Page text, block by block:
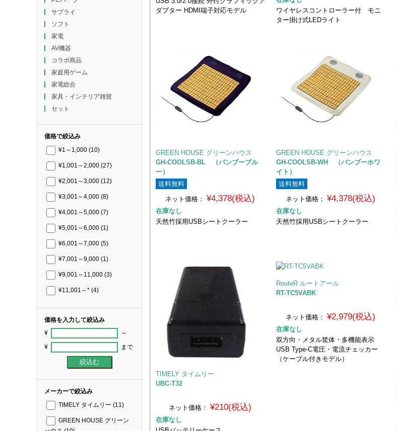
サプライ
ソフト
家電
AV機器
コラボ商品
家庭用ゲーム
家電総合
家具・インテリア雑貨
セット
価格で絞込み
¥1～1,000 (10)
¥1,001～2,000 (27)
¥2,001～3,000 (12)
¥3,001～4,000 (8)
¥4,001～5,000 (7)
¥5,001～6,000 (1)
¥6,001～7,000 (5)
¥7,001～9,000 (1)
¥9,001～11,000 (3)
¥11,001～* (4)
価格を入力して絞込み
¥ ～
¥ まで
メーカーで絞込み
TIMELY タイムリー (11)
GREEN HOUSE グリーン
ダプター HDMI端子対応モデル
ワイヤレスコントローラー付 モニ
ター掛け式LEDライト
GREEN HOUSE グリーンハウス
GH-COOLSB-BL （バンブーブル
ー）
送料無料
ネット価格： ¥4,378(税込)
在庫なし
天然竹採用USBシートクーラー
GREEN HOUSE グリーンハウス
GH-COOLSB-WH （バンブーホワ
イト）
送料無料
ネット価格： ¥4,378(税込)
在庫なし
天然竹採用USBシートクーラー
TIMELY タイムリー
UBC-T32
ネット価格： ¥210(税込)
在庫なし
RouteR ルートアール
RT-TC5VABK
ネット価格： ¥2,979(税込)
在庫なし
双方向・メタル筐体・多機能表示
USB Type-C電圧・電流チェッカー
（ケーブル付きモデル）